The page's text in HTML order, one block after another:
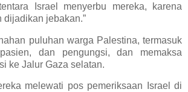
Israel menyerbu mereka, karena
dijadikan jebakan.”
puluhan warga Palestina, termasuk
dan pengungsi, dan memaksa
ke Jalur Gaza selatan.
melewati pos pemeriksaan Israel di